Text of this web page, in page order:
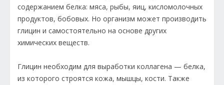
содержанием белка: мяса, рыбы, яиц, кисломолочных
продуктов, бобовых. Но организм может производить
глицин и самостоятельно на основе других
химических веществ.
Глицин необходим для выработки коллагена — белка,
из которого строятся кожа, мышцы, кости. Также